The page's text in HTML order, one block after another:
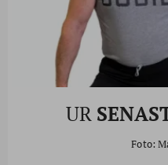
UR
Foto: